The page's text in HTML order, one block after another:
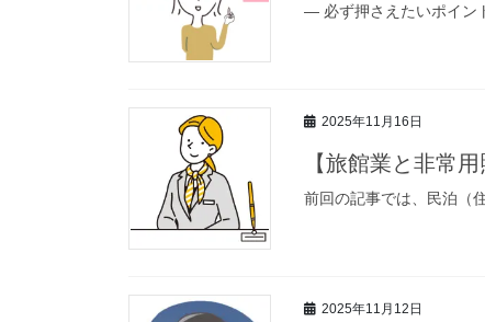
— 必ず押さえたいポイン
2025年11月16日
【旅館業と非常
前回の記事では、民泊（
2025年11月12日